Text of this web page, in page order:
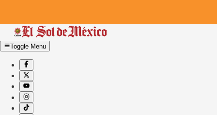
Toggle Menu